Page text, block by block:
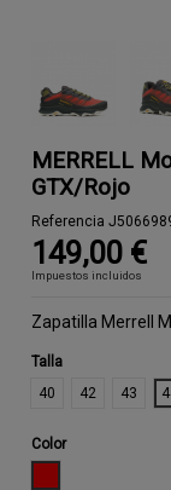
MERRELL
GTX/Rojo
Referencia
149,00 €
Impuestos incluidos
Zapatilla Merrell
Talla
40
42 43
Color